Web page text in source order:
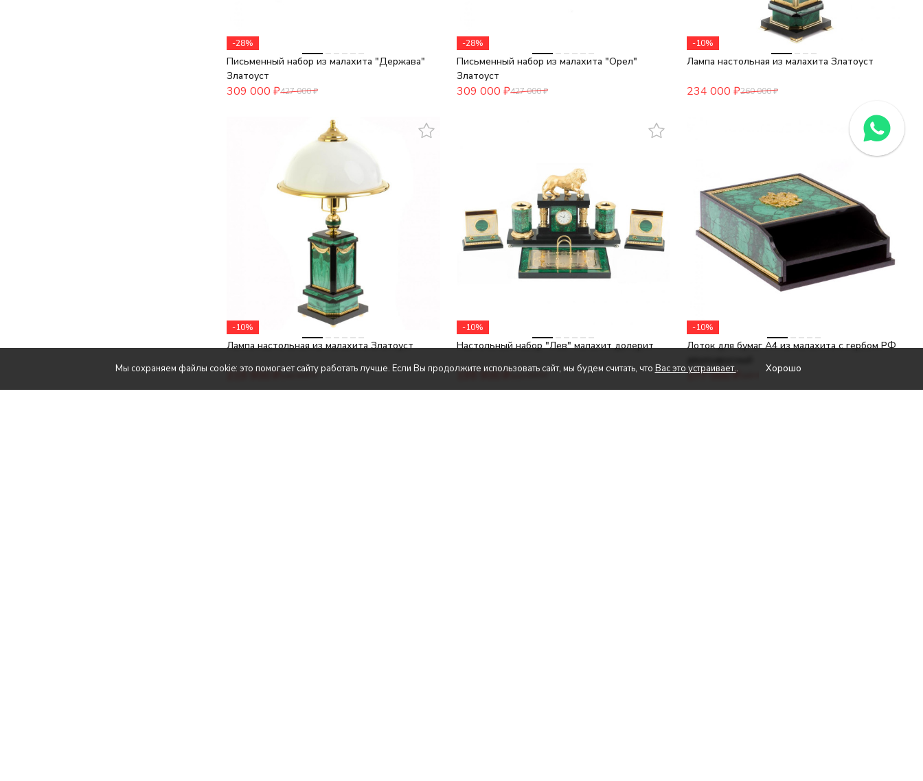
-28%
Письменный набор из малахита "Держава"
Златоуст
309 000 ₽427 000₽
-28%
Письменный набор из малахита "Орел"
Златоуст
309 000 ₽427 000₽
-10%
Лампа настольная из малахита Златоуст
234 000 ₽260 000₽
-10%
Лампа настольная из малахита Златоуст
219 900₽ ₽
-10%
Настольный набор "Лев" малахит долерит
199 900₽
-10%
Лоток для бумаг А4 из малахита с гербом РФ
177 000₽ ₽
Мы сохраняем файлы cookie: это помогает сайту работать лучше. Если Вы продолжите использовать сайт, мы будем считать, что Вас это устраивает.. Хорошо